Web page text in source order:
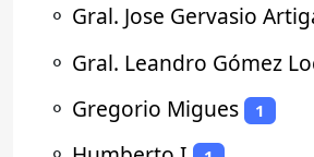
⚬ Gral. Jose Gervasio
⚬ Gral. Leandro Gómez
⚬ Gregorio Migues 1